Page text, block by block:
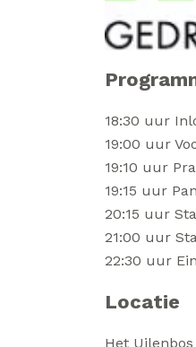
18:30 uur
19:00 uur
19:10 uur
19:15 uur
20:15 uur
21:00 uur
22:30 uur
Locatie
Het